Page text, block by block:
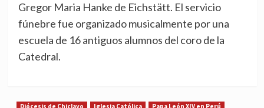
Gregor Maria Hanke de Eichstätt. El servicio
fúnebre fue organizado musicalmente por una
escuela de 16 antiguos alumnos del coro de la
Catedral.